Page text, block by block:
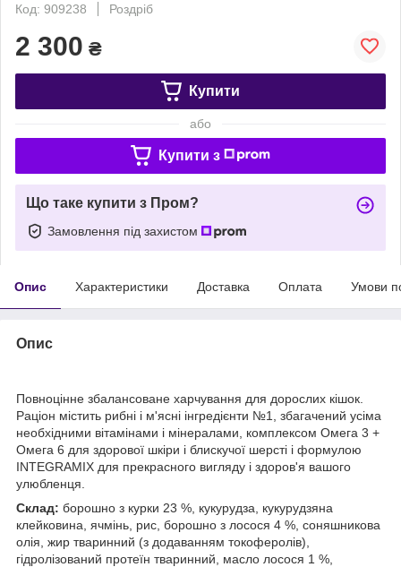
Код: 909238
Роздріб
2 300 ₴
Купити
або
Купити з
Що таке купити з Пром?
Замовлення під захистом
Опис Характеристики Доставка Оплата Умови
Опис
Повноцінне збалансоване харчування для дорослих кішок.
Раціон містить рибні і м'ясні інгредієнти №1, збагачений усіма
необхідними вітамінами і мінералами, комплексом Омега 3 +
Омега 6 для здорової шкіри і блискучої шерсті і формулою
ІNTEGRAMIX для прекрасного вигляду і здоров'я вашого
улюбленця.
Склад: борошно з курки 23 %, кукурудза, кукурудзяна
клейковина, ячмінь, рис, борошно з лосося 4 %, соняшникова
олія, жир тваринний (з додаванням токоферолів),
гідролізований протеїн тваринний, масло лосося 1 %,